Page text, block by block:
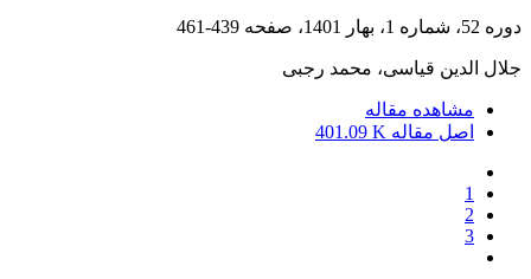
دوره 52، شماره 1، بهار 1401، صفحه 439-461
جلال الدین قیاسی، محمد رجبی
مشاهده مقاله
اصل مقاله 401.09 K
1
2
3